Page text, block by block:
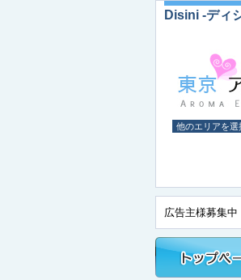
Disini -ディ
他のエリアを選
広告主様募集中